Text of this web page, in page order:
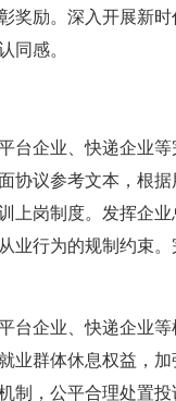
奖励。深入开展新
同感。
企业、快递企业等
协议参考文本，根
上岗制度。发挥企
业行为的规制约束
企业、快递企业等
业群体休息权益，
制，公平合理处置